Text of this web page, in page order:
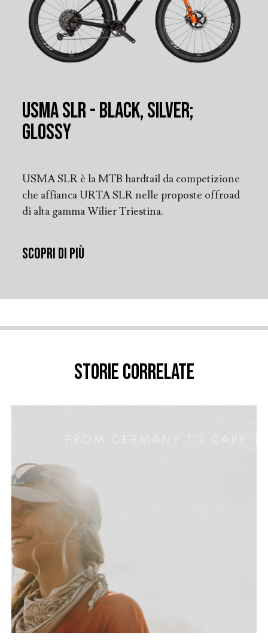
Usma SLR - Black, Silver;
Glossy
USMA SLR è la MTB hardtail da competizione
che affianca URTA SLR nelle proposte offroad
di alta gamma Wilier Triestina.
Scopri di più
Storie correlate